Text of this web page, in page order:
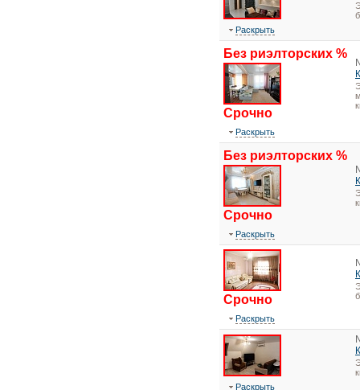
Раскрыть
Без риэлторских %
Срочно
Раскрыть
Без риэлторских %
Срочно
Раскрыть
Срочно
Раскрыть
Раскрыть